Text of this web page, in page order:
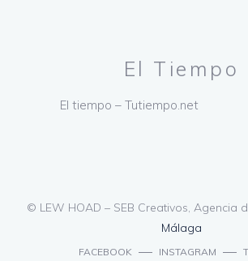
El Tiempo
El tiempo – Tutiempo.net
© LEW HOAD – SEB Creativos, Agencia
Málaga
FACEBOOK INSTAGRAM